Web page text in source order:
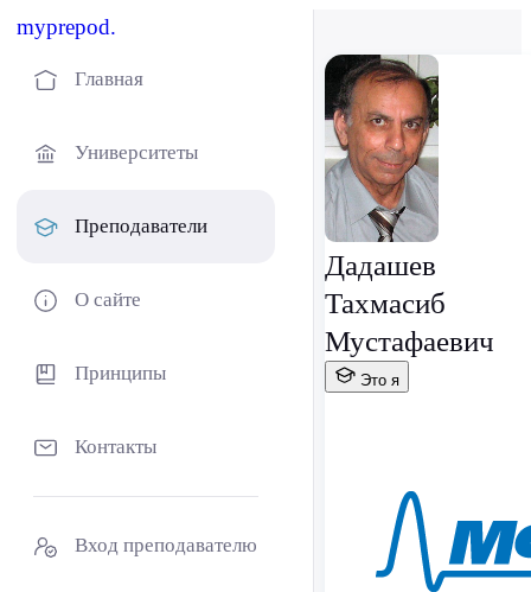
myprepod.
Главная
Университеты
Преподаватели
О сайте
Принципы
Контакты
Вход преподавателю
Дадашев
Тахмасиб
Мустафаевич
Это я